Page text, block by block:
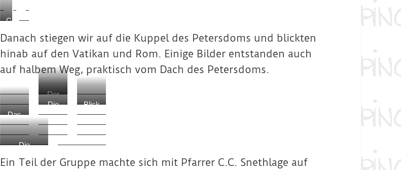
iert,
wurde
von
Bernini
geschaf
fen!
al, von
Gian
o
Bernini
C
a
p
e
o
f
O
u
r
L
d
Danach stiegen wir auf die Kuppel des Petersdoms und blickten
hinab auf den Vatikan und Rom. Einige Bilder entstanden auch
auf halbem Weg, praktisch vom Dach des Petersdoms.
Der
aufer
stan
dene
Jesu
Chri
Die
Audi
enzh
alle
Foto
Blick
von
der
Kup
auf
Das
Vatik
anis
che
Wap
Die
Schweizer
Garde
Ein Teil der Gruppe machte sich mit Pfarrer C.C. Snethlage auf